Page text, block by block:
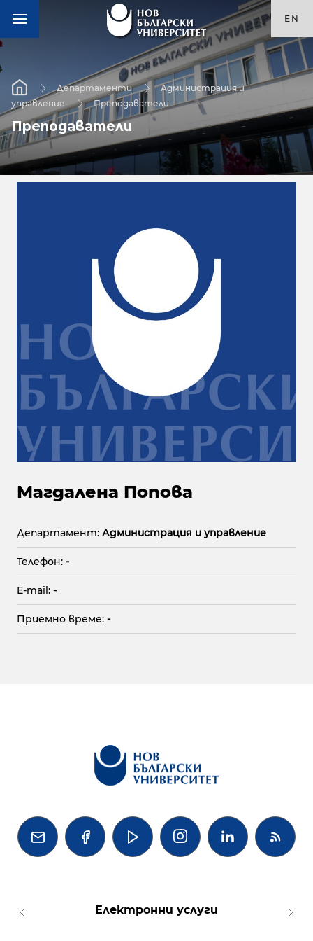
EN
Департаменти
Администрация и
управление
Преподаватели
Преподаватели
Магдалена Попова
Департамент: Администрация и управление
Телефон: -
E-mail: -
Приемно време: -
   
Електронни услуги